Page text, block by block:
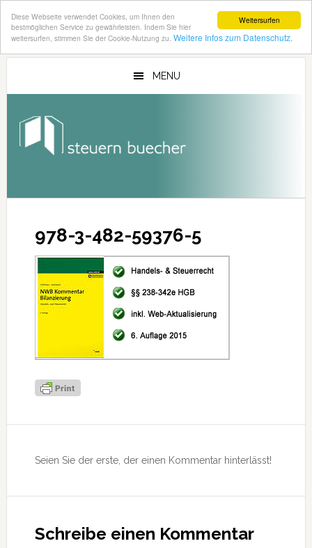
Weitersurfen
Diese Webseite verwendet Cookies, um Ihnen den
bestmöglichen Service zu gewährleisten. Indem Sie hier
weitersurfen, stimmen Sie der Cookie-Nutzung zu. Weitere Infos zum Datenschutz.
Zum
Zur
MENU
978-3-482-59376-5
Interaktionen
Seien Sie der erste, der einen Kommentar hinterlässt!
Schreibe einen Kommentar